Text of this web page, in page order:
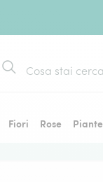
Cerca
Fiori Rose Piante